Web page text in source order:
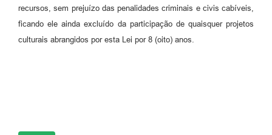
recursos, sem prejuízo das penalidades criminais e civis cabíveis,
ficando ele ainda excluído da participação de quaisquer projetos
culturais abrangidos por esta Lei por 8 (oito) anos.